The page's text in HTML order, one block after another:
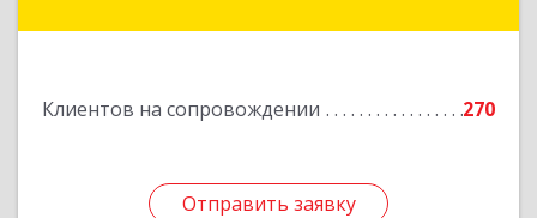
Клиентов на сопровождении 270
Отправить заявку
Отправить заявку